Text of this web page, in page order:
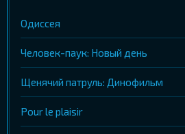
Одиссея
Человек-паук: Новый день
Щенячий патруль: Динофильм
Pour le plaisir